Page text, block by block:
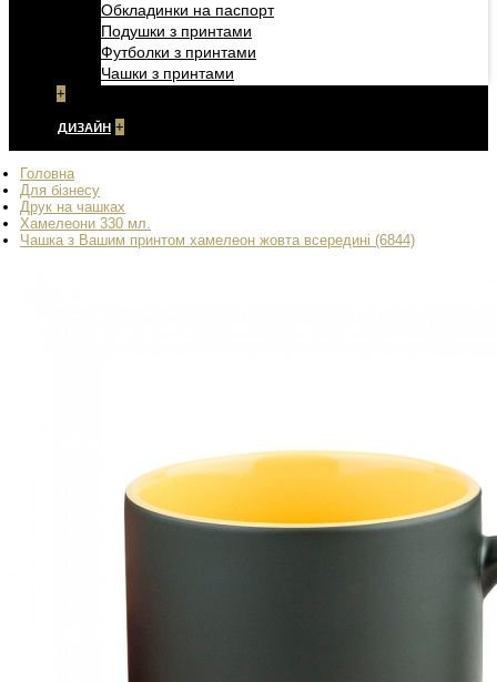
Обкладинки на паспорт
Подушки з принтами
Футболки з принтами
Чашки з принтами
+
ДИЗАЙН +
Головна
Для бізнесу
Друк на чашках
Хамелеони 330 мл.
Чашка з Вашим принтом хамелеон жовта всередині (6844)